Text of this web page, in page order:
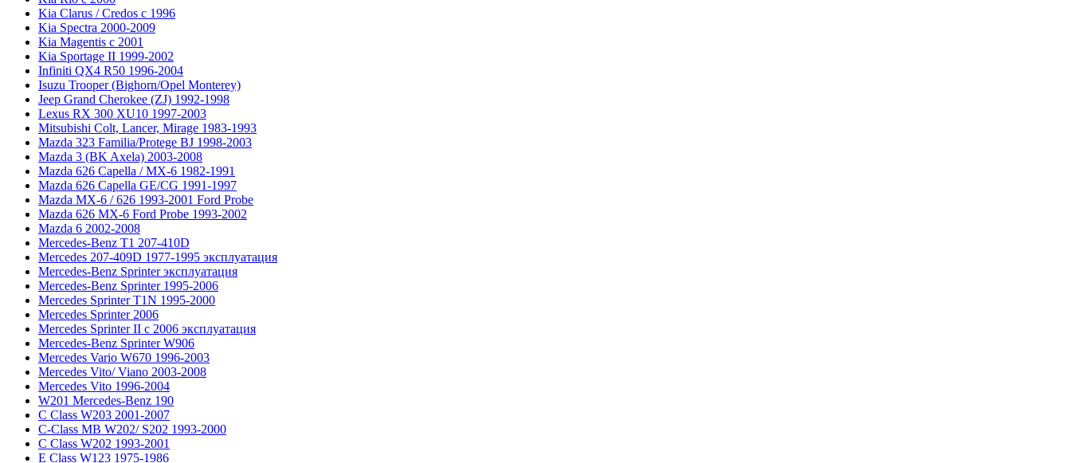
Kia Clarus / Credos с 1996
Kia Spectra 2000-2009
Kia Magentis с 2001
Kia Sportage II 1999-2002
Infiniti QX4 R50 1996-2004
Isuzu Trooper (Bighorn/Opel Monterey)
Jeep Grand Cherokee (ZJ) 1992-1998
Lexus RX 300 XU10 1997-2003
Mitsubishi Colt, Lancer, Mirage 1983-1993
Mazda 323 Familia/Protege BJ 1998-2003
Mazda 3 (BK Axela) 2003-2008
Mazda 626 Capella / MX-6 1982-1991
Mazda 626 Capella GE/CG 1991-1997
Mazda MX-6 / 626 1993-2001 Ford Probe
Mazda 626 MX-6 Ford Probe 1993-2002
Mazda 6 2002-2008
Mercedes-Benz T1 207-410D
Mercedes 207-409D 1977-1995 эксплуатация
Mercedes-Benz Sprinter эксплуатация
Mercedes-Benz Sprinter 1995-2006
Mercedes Sprinter T1N 1995-2000
Mercedes Sprinter 2006
Mercedes Sprinter II с 2006 эксплуатация
Mercedes-Benz Sprinter W906
Mercedes Vario W670 1996-2003
Mercedes Vito/ Viano 2003-2008
Mercedes Vito 1996-2004
W201 Mercedes-Benz 190
C Class W203 2001-2007
C-Class MB W202/ S202 1993-2000
C Class W202 1993-2001
E Class W123 1975-1986